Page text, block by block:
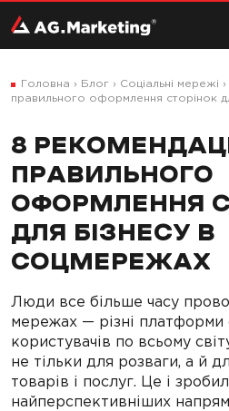
Головна › Блог › Соціальні мережі ›
правильного оформлення сторінок
8
ПРАВИЛЬНОГО
ОФОРМЛЕННЯ
ДЛЯ БІЗНЕСУ В
СОЦМЕРЕЖАХ
Люди все більше часу
мережах — різні платформи
користувачів по всьому
не тільки для розваги, а й
товарів і послуг. Це і
найперспективніших